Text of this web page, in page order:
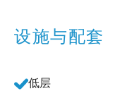
设施与配套
低层